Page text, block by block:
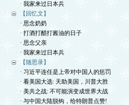
· 我家来过日本兵
【回忆文】
· 思念奶奶
· 打酒打醋打酱油的日子
· 思念父亲
· 我家来过日本兵
【随思录】
· 习近平连任是上帝对中国人的惩罚
· 看美国大选: 天助美国，川普大胜
· 美共之战: 不可能演变成世界大战
· 与中国大陆脱钩，给特朗普点赞!